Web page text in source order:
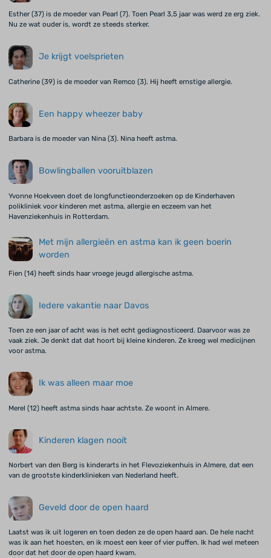
Esther (37) is de moeder van Pearl (7). Toen Pearl 3,5 jaar was werd ze erg ziek.
Nu ze wat ouder is, wordt ze steeds sterker.
Je krijgt voelsprieten
Catherine (39) is de moeder van Remco (3). Hij heeft ernstige allergie.
Een happy wheezer baby
Barbara is de moeder van Nina (3). Nina heeft astma.
Bowlingballen vooruitblazen
Yvonne Hoekveen doet de longfunctieonderzoeken op de Kinderhaven
polikliniek voor kinderen met astma, allergie en eczeem van het
Havenziekenhuis in Rotterdam.
Met mijn allergieën en astma kan ik geen boerin
worden
Fien (14) heeft sinds haar vroege jeugd allergische astma.
Iedere vakantie naar Davos
Toen ze een jaar of acht was is het echt gediagnosticeerd. Daarvoor was ze
vaak ziek. Je denkt dat dat hoort bij kleine kinderen. Ze kreeg wel medicijnen
voor astma.
Ik was alleen maar moe
Merel (12) heeft astma sinds haar achtste. Ze woont in Almere.
Kinderen klagen nooit
Norbert van den Berg is kinderarts in het Flevoziekenhuis in Almere, dat een
van de grootste kinderklinieken van Nederland heeft.
Geveld door de open haard
Laatst was ik uit logeren en toen deden ze de open haard aan. De hele nacht
was ik aan het hoesten, en ik moest een keer of vier puffen. Ik had wel meteen
door dat het door de open haard kwam.